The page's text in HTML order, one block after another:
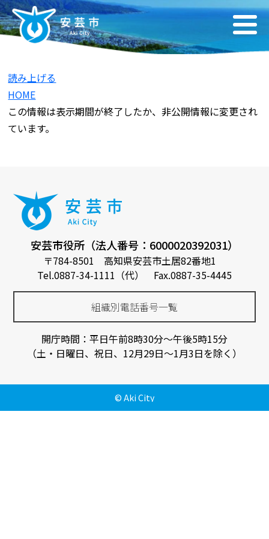
読み上げる
HOME
この情報は表示期間が終了したか、非公開情報に変更され
ています。
安芸市役所（法人番号：6000020392031）
〒784-8501 高知県安芸市土居82番地1
Tel.0887-34-1111（代） Fax.0887-35-4445
組織別電話番号一覧
開庁時間：平日午前8時30分～午後5時15分
（土・日曜日、祝日、12月29日～1月3日を除く）
© Aki City